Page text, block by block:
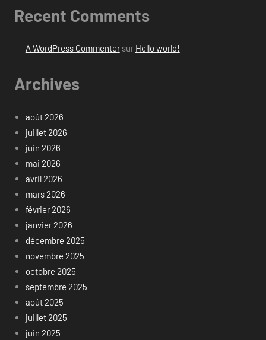
Recent Comments
A WordPress Commentersur Hello world!
Archives
août 2026
juillet 2026
juin 2026
mai 2026
avril 2026
mars 2026
février 2026
janvier 2026
décembre 2025
novembre 2025
octobre 2025
septembre 2025
août 2025
juillet 2025
juin 2025